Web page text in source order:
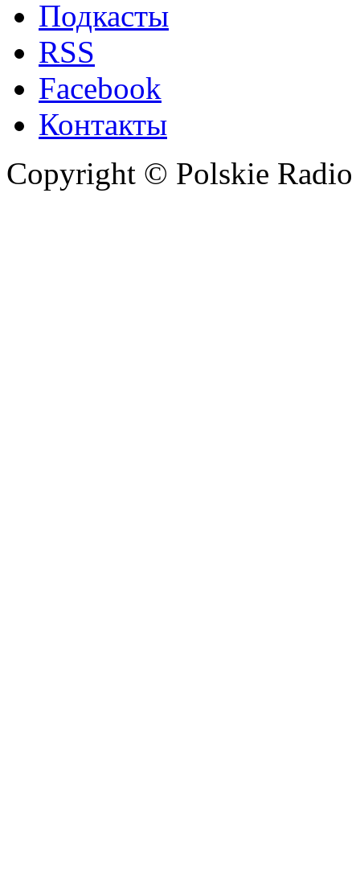
Подкасты
RSS
Facebook
Контакты
Copyright © Polskie